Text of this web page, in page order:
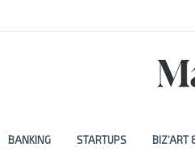
BANKING STARTUPS BIZ’ART